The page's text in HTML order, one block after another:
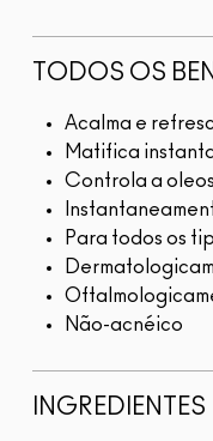
TODOS OS
Acalma e
Matifica
Controla a
Para todos os
Não-acnéico
INGREDIENTES